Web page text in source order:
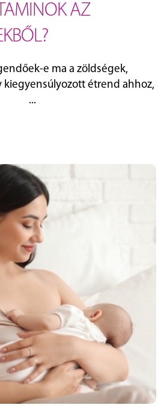
AZ
e ma a zöldségek,
kiegyensúlyozott étrend ahhoz,
...